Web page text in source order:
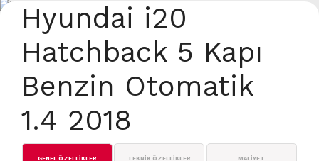
Hyundai i20
Hatchback 5 Kapı
Benzin Otomatik
1.4 2018
GENEL ÖZELLİKLER TEKNİK ÖZELLİKLER MALİYET